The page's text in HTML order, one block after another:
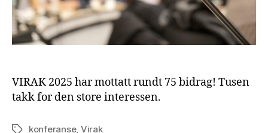
VIRAK 2025 har mottatt rundt 75 bidrag! Tusen
takk for den store interessen.
Stikkordkonferanse, Virak